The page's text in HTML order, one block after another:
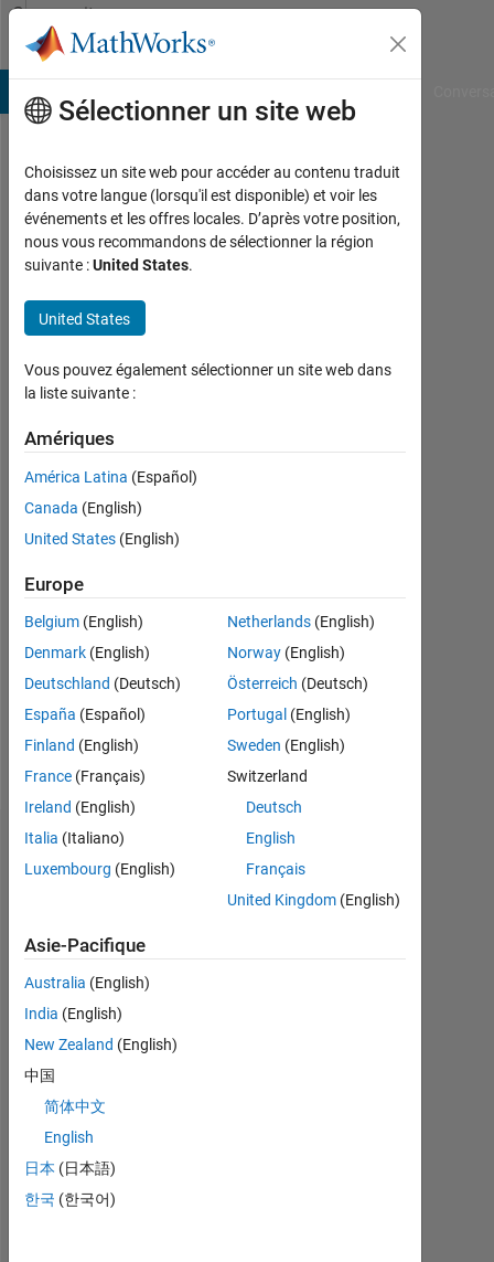
Passer au contenu
Community
Profile
Pietro
Hochschule
München
Last
seen:
de 4
ans il
|
depuis
2019
Following:
0
Follow
Message
Tableau de bord
MATLAB Answers
CONTRIBUTIONS
-2
-1 2
3
04/19
02/20
12/20
10/21
08/22
06/23
02/25
12/25
03/20
02/21
01/22
12/22
11/23
10/24
09/25
08/26
Sélectionner un site web
Choisissez un site web pour accéder au contenu traduit
dans votre langue (lorsqu'il est disponible) et voir les
événements et les offres locales. D’après votre position,
nous vous recommandons de sélectionner la région
suivante :United States.
United States
Vous pouvez également sélectionner un site web dans
la liste suivante :
Amériques
América Latina (Español)
Canada (English)
United States (English)
Europe
Belgium (English)
Denmark (English)
Deutschland (Deutsch)
España (Español)
Finland (English)
France (Français)
Ireland (English)
Italia (Italiano)
Luxembourg (English)
Netherlands(English)
Norway(English)
Österreich (Deutsch)
Portugal (English)
Sweden (English)
Switzerland
Deutsch
English
Français
United Kingdom(English)
Asie-Pacifique
Australia (English)
India (English)
New Zealand (English)
中国
简体中文
English
日本 (日本語)
한국 (한국어)